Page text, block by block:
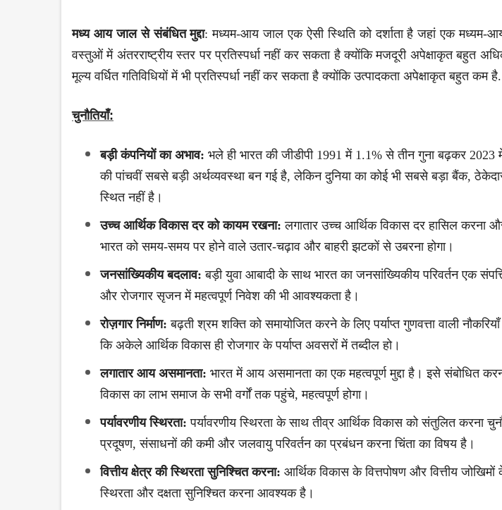
मध्य आय जाल से संबंधित मुद्दा: मध्यम-आय जाल एक ऐसी स्थिति को दर्शाता है जहां एक मध्यम-
वस्तुओं में अंतरराष्ट्रीय स्तर पर प्रतिस्पर्धा नहीं कर सकता है क्योंकि मजदूरी अपेक्षाकृत बहुत
मूल्य वर्धित गतिविधियों में भी प्रतिस्पर्धा नहीं कर सकता है क्योंकि उत्पादकता अपेक्षाकृत बहुत कम है.
चुनौतियाँ:
बड़ी कंपनियों का अभाव: भले ही भारत की जीडीपी 1991 में 1.1% से तीन गुना बढ़कर 2023
की पांचवीं सबसे बड़ी अर्थव्यवस्था बन गई है, लेकिन दुनिया का कोई भी सबसे बड़ा बैंक,
स्थित नहीं है।
उच्च आर्थिक विकास दर को कायम रखना: लगातार उच्च आर्थिक विकास दर हासिल करना
भारत को समय-समय पर होने वाले उतार-चढ़ाव और बाहरी झटकों से उबरना होगा।
जनसांख्यिकीय बदलाव: बड़ी युवा आबादी के साथ भारत का जनसांख्यिकीय परिवर्तन एक
और रोजगार सृजन में महत्वपूर्ण निवेश की भी आवश्यकता है।
रोज़गार निर्माण: बढ़ती श्रम शक्ति को समायोजित करने के लिए पर्याप्त गुणवत्ता वाली
कि अकेले आर्थिक विकास ही रोजगार के पर्याप्त अवसरों में तब्दील हो।
लगातार आय असमानता: भारत में आय असमानता का एक महत्वपूर्ण मुद्दा है। इसे संबोधित
विकास का लाभ समाज के सभी वर्गों तक पहुंचे, महत्वपूर्ण होगा।
पर्यावरणीय स्थिरता: पर्यावरणीय स्थिरता के साथ तीव्र आर्थिक विकास को संतुलित करना
प्रदूषण, संसाधनों की कमी और जलवायु परिवर्तन का प्रबंधन करना चिंता का विषय है।
वित्तीय क्षेत्र की स्थिरता सुनिश्चित करना: आर्थिक विकास के वित्तपोषण और वित्तीय
स्थिरता और दक्षता सुनिश्चित करना आवश्यक है।